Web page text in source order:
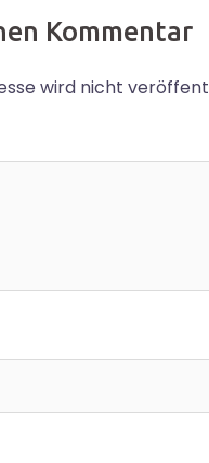
Kommentar
wird nicht